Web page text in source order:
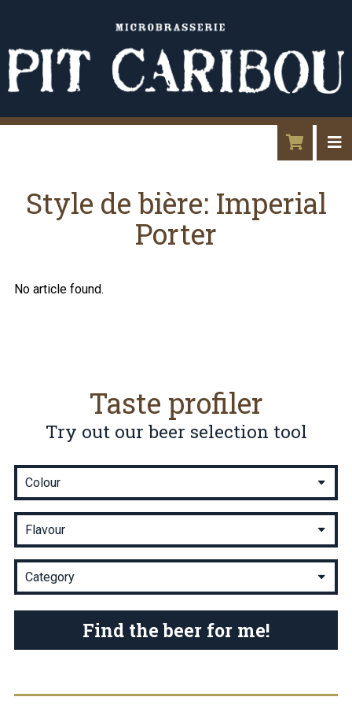
Style de bière: Imperial
Porter
No article found.
Taste profiler
Try out our beer selection tool
Find the beer for me!